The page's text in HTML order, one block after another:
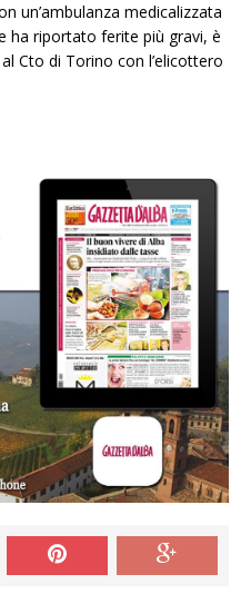
un’ambulanza medicalizzata
ha riportato ferite più gravi, è
Cto di Torino con l’elicottero